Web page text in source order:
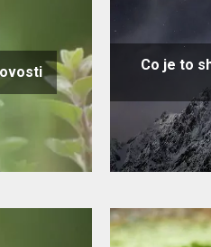
Co je to